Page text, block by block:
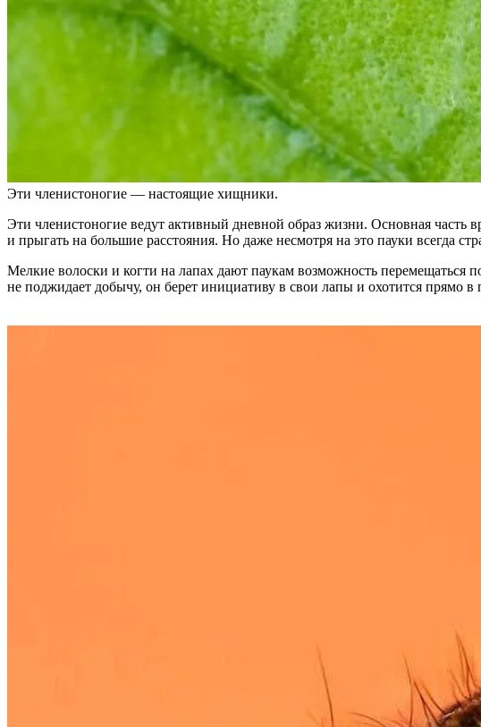
Эти членистоногие — настоящие хищники.
Эти членистоногие ведут активный дневной образ жизни. Основная часть
и прыгать на большие расстояния. Но даже несмотря на это пауки всегда
Мелкие волоски и когти на лапах дают паукам возможность перемещаться
не поджидает добычу, он берет инициативу в свои лапы и охотится